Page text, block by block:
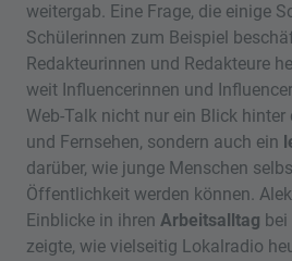
weitergab. Eine Frage, die einige
Schülerinnen zum Beispiel
Redakteurinnen und Redakteure
weit Influencerinnen und
Web-Talk nicht nur ein Blick
und Fernsehen, sondern auch ein
darüber, wie junge Menschen
Öffentlichkeit werden können.
Einblicke in ihren Arbeitsalltag
zeigte, wie vielseitig Lokalradio